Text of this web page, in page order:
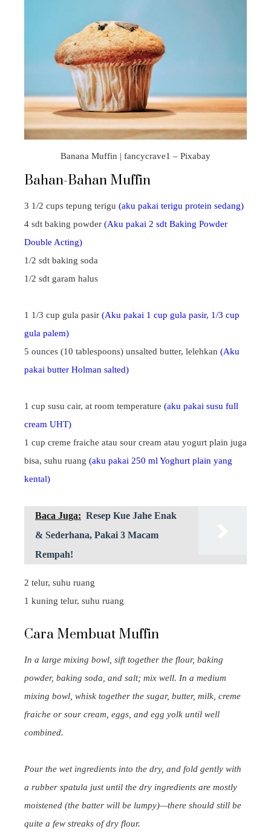
Banana Muffin | fancycrave1 – Pixabay
Bahan-Bahan Muffin
3 1/2 cups tepung terigu (aku pakai terigu protein sedang)
4 sdt baking powder (Aku pakai 2 sdt Baking Powder
Double Acting)
1/2 sdt baking soda
1/2 sdt garam halus
1 1/3 cup gula pasir (Aku pakai 1 cup gula pasir, 1/3 cup
gula palem)
5 ounces (10 tablespoons) unsalted butter, lelehkan (Aku
pakai butter Holman salted)
1 cup susu cair, at room temperature (aku pakai susu full
cream UHT)
1 cup creme fraiche atau sour cream atau yogurt plain juga
bisa, suhu ruang (aku pakai 250 ml Yoghurt plain yang
kental)
Baca Juga: Resep Kue Jahe Enak
& Sederhana, Pakai 3 Macam
Rempah!
2 telur, suhu ruang
1 kuning telur, suhu ruang
Cara Membuat Muffin
In a large mixing bowl, sift together the flour, baking
powder, baking soda, and salt; mix well. In a medium
mixing bowl, whisk together the sugar, butter, milk, creme
fraiche or sour cream, eggs, and egg yolk until well
combined.
Pour the wet ingredients into the dry, and fold gently with
a rubber spatula just until the dry ingredients are mostly
moistened (the batter will be lumpy)—there should still be
quite a few streaks of dry flour.